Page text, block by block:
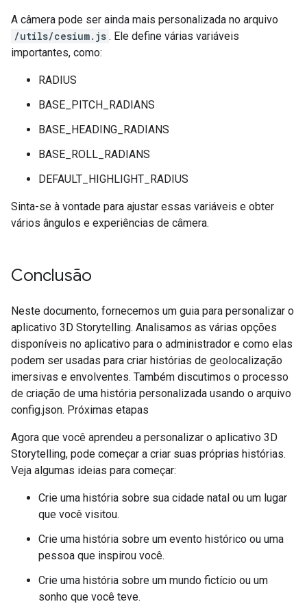
A câmera pode ser ainda mais personalizada no arquivo
/utils/cesium.js . Ele define várias variáveis
importantes, como:
RADIUS
BASE_PITCH_RADIANS
BASE_HEADING_RADIANS
BASE_ROLL_RADIANS
DEFAULT_HIGHLIGHT_RADIUS
Sinta-se à vontade para ajustar essas variáveis e obter
vários ângulos e experiências de câmera.
Conclusão
Neste documento, fornecemos um guia para personalizar o
aplicativo 3D Storytelling. Analisamos as várias opções
disponíveis no aplicativo para o administrador e como elas
podem ser usadas para criar histórias de geolocalização
imersivas e envolventes. Também discutimos o processo
de criação de uma história personalizada usando o arquivo
config.json. Próximas etapas
Agora que você aprendeu a personalizar o aplicativo 3D
Storytelling, pode começar a criar suas próprias histórias.
Veja algumas ideias para começar:
Crie uma história sobre sua cidade natal ou um lugar
que você visitou.
Crie uma história sobre um evento histórico ou uma
pessoa que inspirou você.
Crie uma história sobre um mundo fictício ou um
sonho que você teve.